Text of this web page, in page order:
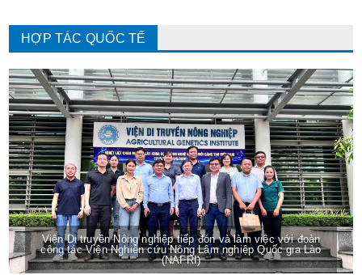
HỢP TÁC QUỐC TẾ
Viện Di truyền Nông nghiệp tiếp đón và làm việc với đoàn
công tác Viện Nghiên cứu Nông Lâm nghiệp Quốc gia Lào
(NAFRI)